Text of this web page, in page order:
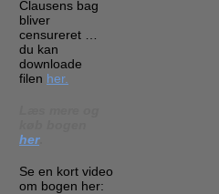
Clausens bag
bliver
censureret …
du kan
downloade
filen her.
her.
Se en kort video
om bogen her: